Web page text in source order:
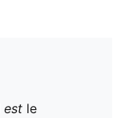
est le